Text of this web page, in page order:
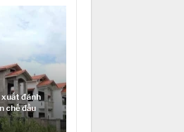
Lãi suất neo cao và cuộc tái cơ
thị trường BĐS